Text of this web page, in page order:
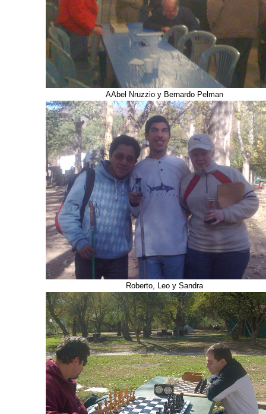
AAbel Nruzzio y Bernardo Pelman
Roberto, Leo y Sandra